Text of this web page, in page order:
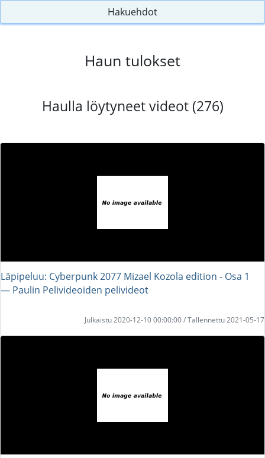
Hakuehdot
Haun tulokset
Haulla löytyneet videot (276)
Läpipeluu: Cyberpunk 2077 Mizael Kozola edition - Osa 1
― Paulin Pelivideoiden pelivideot
Julkaistu 2020-12-10 00:00:00 / Tallennettu 2021-05-17